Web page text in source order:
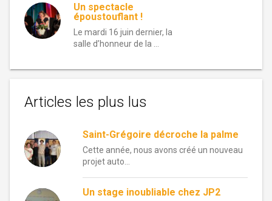
Un spectacle
époustouflant !
Le mardi 16 juin dernier, la
salle d’honneur de la …
Articles les plus lus
Saint-Grégoire décroche la palme
Cette année, nous avons créé un nouveau
projet auto...
Un stage inoubliable chez JP2